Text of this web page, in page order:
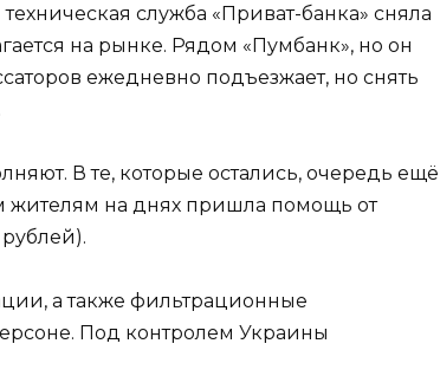
служба «Приват-банка» сняла
на рынке. Рядом «Пумбанк», но он
ежедневно подъезжает, но снять
В те, которые остались, очередь ещё
жителям на днях пришла помощь от
а также фильтрационные
Под контролем Украины